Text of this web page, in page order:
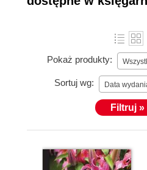
Pokaż produkty:
Sortuj wg: Data
Filtruj »